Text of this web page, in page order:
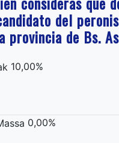
del
provincia de Bs.
10,00%
0,00%